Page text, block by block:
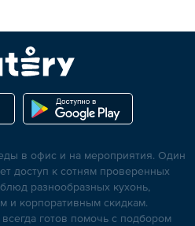
в офис и на мероприятия. Один
доступ к сотням проверенных
разнообразных кухонь,
и корпоративным скидкам.
готов помочь с подбором